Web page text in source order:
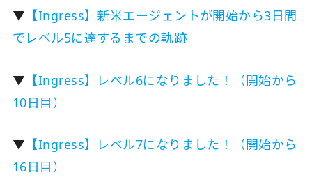
▼ 【Ingress】新米エージェントが開始から3日間
でレベル5に達するまでの軌跡
▼ 【Ingress】レベル6になりました！（開始から
10日目）
▼ 【Ingress】レベル7になりました！（開始から
16日目）